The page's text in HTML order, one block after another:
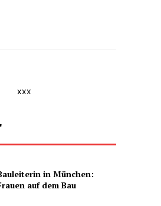
xxx
in München:
auf dem Bau